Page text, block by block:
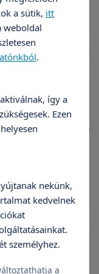
helyezett
jól „belát” a
az agykamrák
meszesedés,
a fejlődési
oxigénhiány,
Így
fejlesztésre.
a belső
a lép,
a
fektet a
a sütik, itt
weboldal
.
így a
Ezen
nekünk,
kedvelnek
személyhez.
a